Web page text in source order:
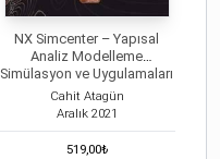
NX Simcenter – Yapısal
Analiz Modelleme
Simülasyon ve Uygulamaları
Cahit Atagün
Aralık 2021
519,00₺